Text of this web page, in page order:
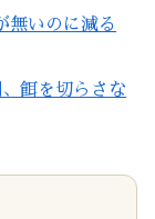
無いのに減る
餌を切らさな